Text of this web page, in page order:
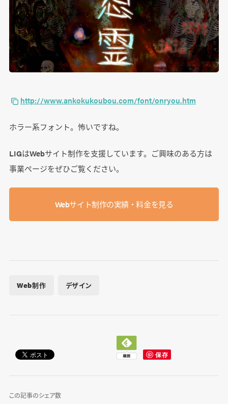
http://www.ankokukoubou.com/font/onryou.htm
ホラー系フォント。怖いですね。
LIGはWebサイト制作を支援しています。ご興味のある方は
事業ぺージをぜひご覧ください。
Webサイト制作の実績・料金を見る
Web制作 デザイン
この記事のシェア数